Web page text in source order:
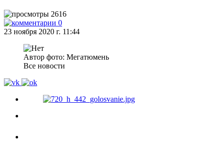
2616
0
23 ноября 2020 г. 11:44
Автор фото: Мегатюмень
Все новости